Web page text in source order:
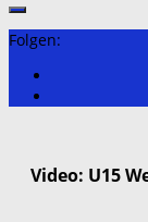
Folgen:
Video: U15